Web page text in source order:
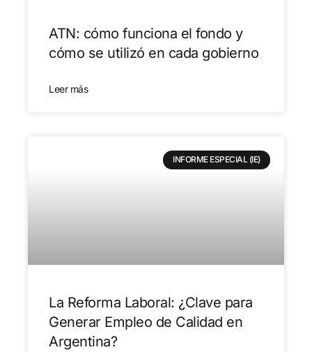
ATN: cómo funciona el fondo y
cómo se utilizó en cada gobierno
Leer más
INFORME ESPECIAL (IE)
La Reforma Laboral: ¿Clave para
Generar Empleo de Calidad en
Argentina?